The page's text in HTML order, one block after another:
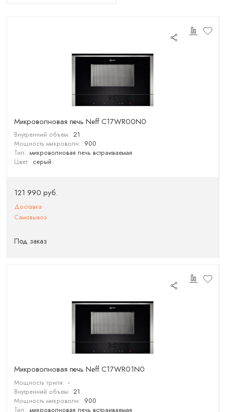
Микроволновая печь Neff C17WR00N0
Внутренний объем: 21
Мощность микроволн: 900
Тип: микроволновая печь встраиваемая
Цвет: серый
121 990 руб.
Доставка
Самовывоз
Под заказ
Микроволновая печь Neff C17WR01N0
Мощность гриля: -
Внутренний объем: 21
Мощность микроволн: 900
Тип: микроволновая печь встраиваемая